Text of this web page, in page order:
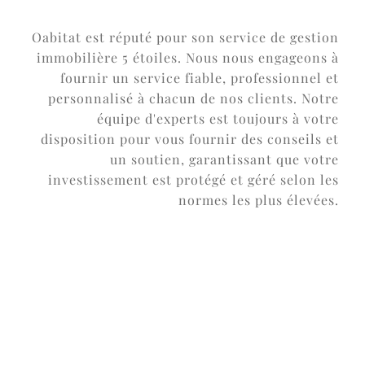
Oabitat est réputé pour son service de gestion
immobilière 5 étoiles. Nous nous engageons à
fournir un service fiable, professionnel et
personnalisé à chacun de nos clients. Notre
équipe d'experts est toujours à votre
disposition pour vous fournir des conseils et
un soutien, garantissant que votre
investissement est protégé et géré selon les
normes les plus élevées.